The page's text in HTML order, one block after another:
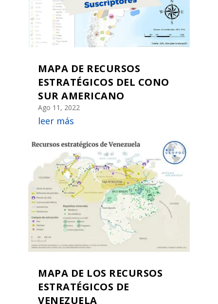
MAPA DE RECURSOS
ESTRATÉGICOS DEL CONO
SUR AMERICANO
Ago 11, 2022
leer más
MAPA DE LOS RECURSOS
ESTRATÉGICOS DE
VENEZUELA